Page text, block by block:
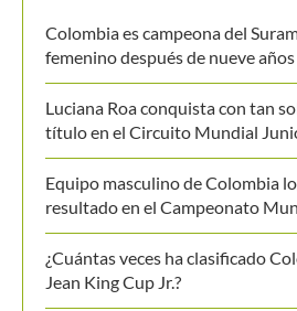
Colombia es campeona del
femenino después de nueve años
Luciana Roa conquista con tan
título en el Circuito Mundial
Equipo masculino de Colombia
resultado en el Campeonato
¿Cuántas veces ha clasificado
Jean King Cup Jr.?